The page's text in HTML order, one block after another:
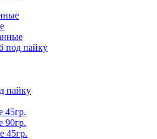
под пайку
пайку
45гр.
90гр.
45гр.